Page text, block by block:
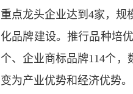
重点龙头企业达到4家，规
化品牌建设。推行品种培
个、企业商标品牌114个，
变为产业优势和经济优势。